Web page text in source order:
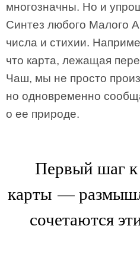
многозначны. Но и
Синтез любого Малого
числа и стихии.
что карта, лежащая
Чаш, мы не просто
но одновременно
о ее природе.
Первый шаг
карты —
сочетаются